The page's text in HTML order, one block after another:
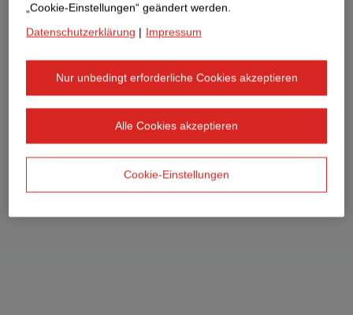
„Cookie-Einstellungen“ geändert werden.
Datenschutzerklärung | Impressum
Nur unbedingt erforderliche Cookies akzeptieren
Alle Cookies akzeptieren
Cookie-Einstellungen